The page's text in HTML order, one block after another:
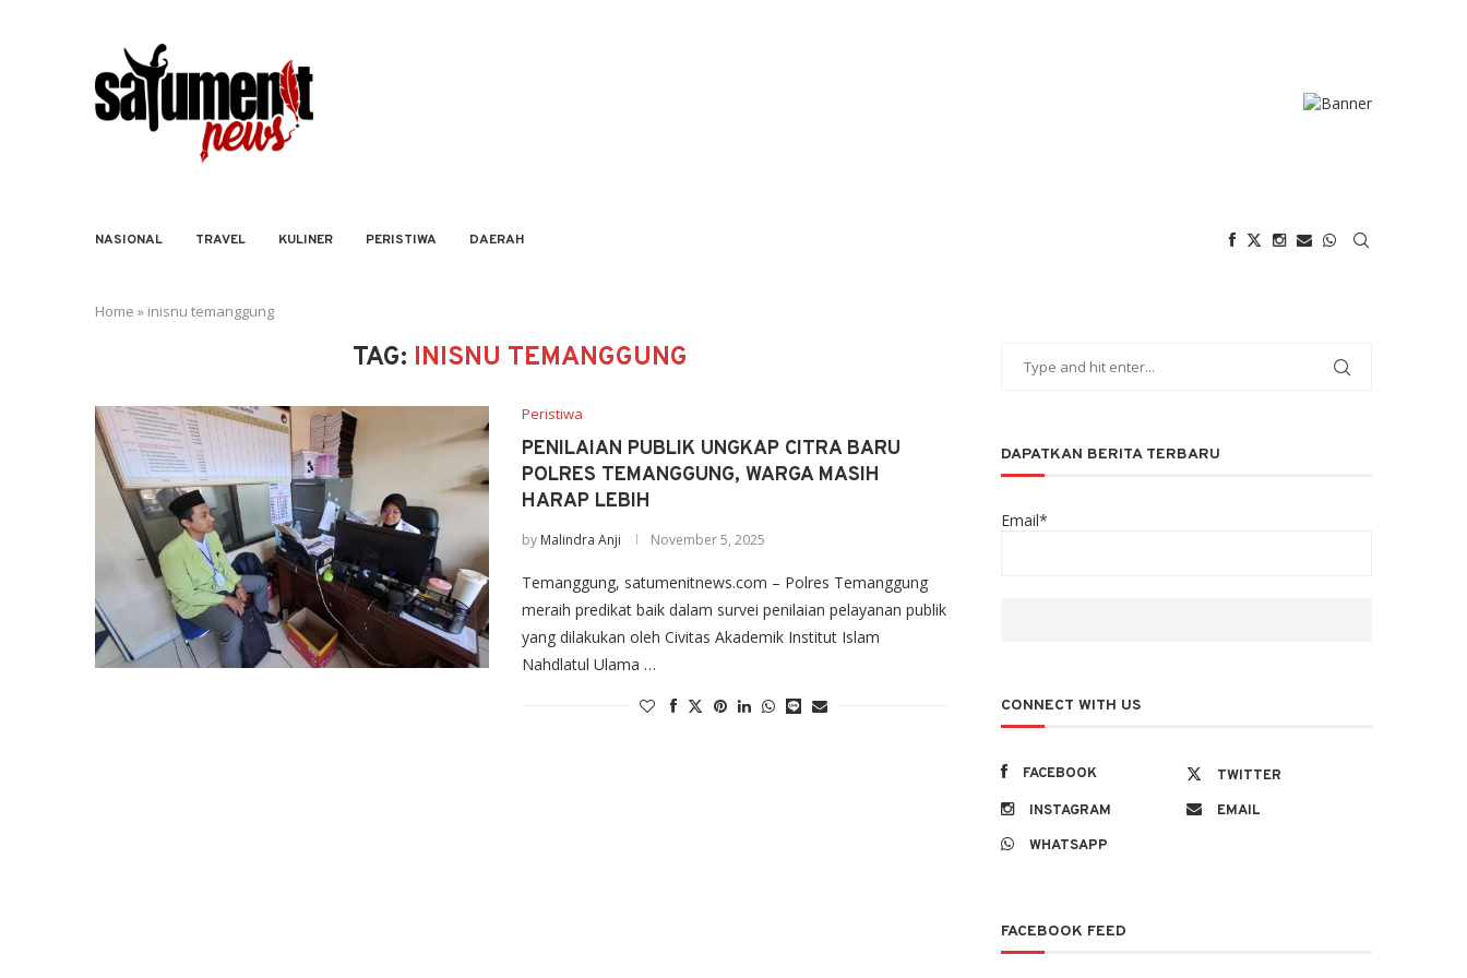
NASIONAL TRAVEL KULINER PERISTIWA DAERAH
Home » inisnu temanggung
TAG: INISNU TEMANGGUNG
Peristiwa
PENILAIAN PUBLIK UNGKAP CITRA BARU
POLRES TEMANGGUNG, WARGA MASIH
HARAP LEBIH
by Malindra Anji November 5, 2025
Temanggung, satumenitnews.com – Polres Temanggung
meraih predikat baik dalam survei penilaian pelayanan publik
yang dilakukan oleh Civitas Akademik Institut Islam
Nahdlatul Ulama …
DAPATKAN BERITA TERBARU
Email*
CONNECT WITH US
FACEBOOK
TWITTER
INSTAGRAM
EMAIL
WHATSAPP
FACEBOOK FEED